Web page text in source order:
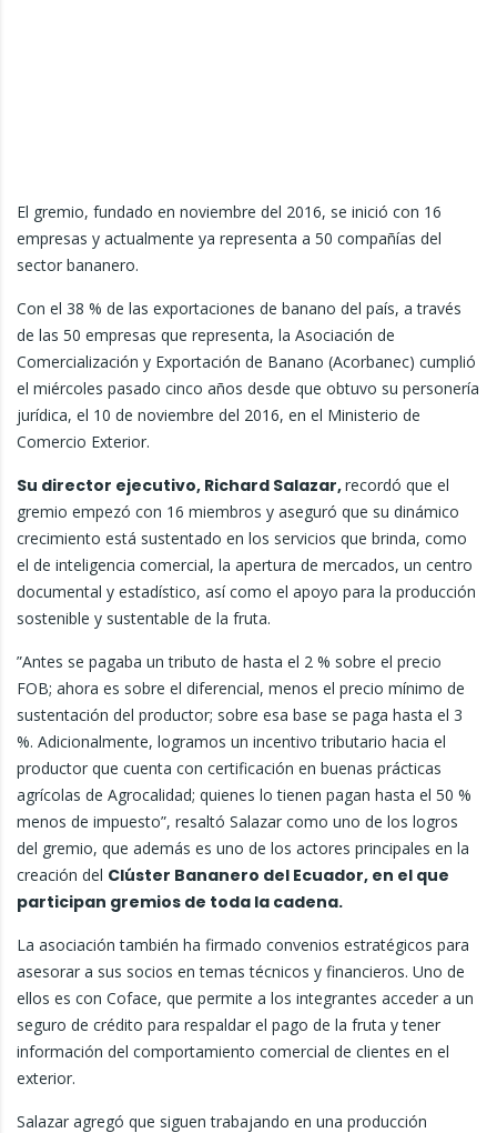
El gremio, fundado en noviembre del 2016, se inició con 16
empresas y actualmente ya representa a 50 compañías del
sector bananero.
Con el 38 % de las exportaciones de banano del país, a través
de las 50 empresas que representa, la Asociación de
Comercialización y Exportación de Banano (Acorbanec) cumplió
el miércoles pasado cinco años desde que obtuvo su personería
jurídica, el 10 de noviembre del 2016, en el Ministerio de
Comercio Exterior.
Su director ejecutivo, Richard Salazar,recordó que el
gremio empezó con 16 miembros y aseguró que su dinámico
crecimiento está sustentado en los servicios que brinda, como
el de inteligencia comercial, la apertura de mercados, un centro
documental y estadístico, así como el apoyo para la producción
sostenible y sustentable de la fruta.
”Antes se pagaba un tributo de hasta el 2 % sobre el precio
FOB; ahora es sobre el diferencial, menos el precio mínimo de
sustentación del productor; sobre esa base se paga hasta el 3
%. Adicionalmente, logramos un incentivo tributario hacia el
productor que cuenta con certificación en buenas prácticas
agrícolas de Agrocalidad; quienes lo tienen pagan hasta el 50 %
menos de impuesto”, resaltó Salazar como uno de los logros
del gremio, que además es uno de los actores principales en la
creación del Clúster Bananero del Ecuador, en el que
participan gremios de toda la cadena.
La asociación también ha firmado convenios estratégicos para
asesorar a sus socios en temas técnicos y financieros. Uno de
ellos es con Coface, que permite a los integrantes acceder a un
seguro de crédito para respaldar el pago de la fruta y tener
información del comportamiento comercial de clientes en el
exterior.
Salazar agregó que siguen trabajando en una producción